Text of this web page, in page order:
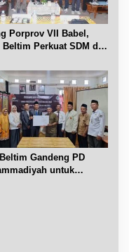
Porprov VII Babel,
Beltim Perkuat SDM di
Gandeng PD
untuk